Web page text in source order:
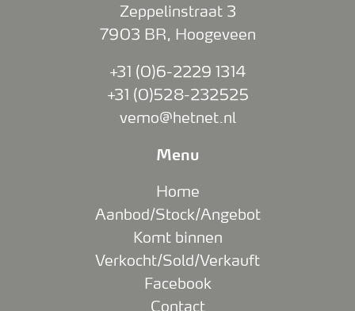
Zeppelinstraat 3
7903 BR, Hoogeveen
+31 (0)6-2229 1314
+31 (0)528-232525
vemo@hetnet.nl
Menu
Home
Aanbod/Stock/Angebot
Komt binnen
Verkocht/Sold/Verkauft
Facebook